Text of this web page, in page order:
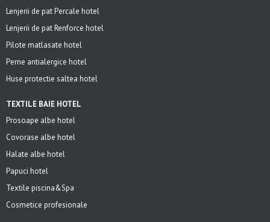
Lenjerii de pat Percale hotel
Lenjerii de pat Renforce hotel
Pilote matlasate hotel
Perne antialergice hotel
Huse protectie saltea hotel
TEXTILE BAIE HOTEL
Prosoape albe hotel
Covorase albe hotel
Halate albe hotel
Papuci hotel
Textile piscina&Spa
Cosmetice profesionale